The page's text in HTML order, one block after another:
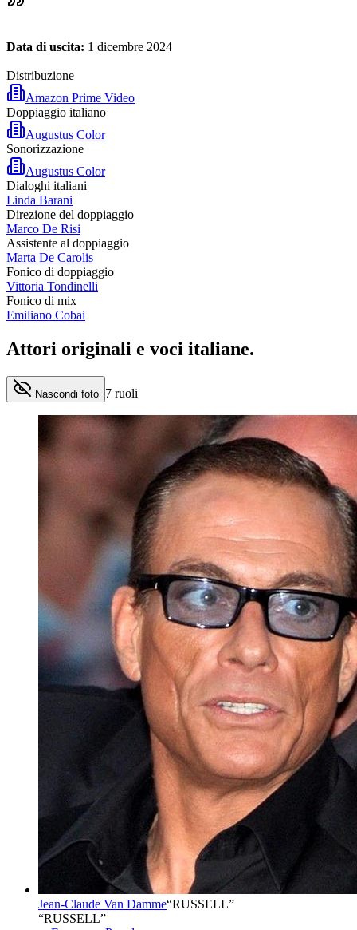
Data di uscita: 1 dicembre 2024
Distribuzione
Amazon Prime Video
Doppiaggio italiano
Augustus Color
Sonorizzazione
Augustus Color
Dialoghi italiani
Linda Barani
Direzione del doppiaggio
Marco De Risi
Assistente al doppiaggio
Marta De Carolis
Fonico di doppiaggio
Vittoria Tondinelli
Fonico di mix
Emiliano Cobai
Attori originali e voci italiane.
Nascondi foto 7 ruoli
Jean-Claude Van Damme“RUSSELL”
“RUSSELL”